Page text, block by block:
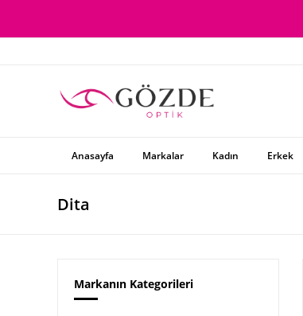
Anasayfa Markalar Kadın Erkek
Dita
Markanın Kategorileri